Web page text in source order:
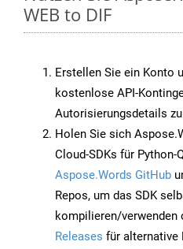
WEB to DIF
Erstellen Sie ein Konto
kostenlose API-
Autorisierungsdetails
Holen Sie sich
Cloud-SDKs für Python-
Aspose.Words GitHub
Repos, um das SDK
kompilieren/verwenden
Releases für alternative